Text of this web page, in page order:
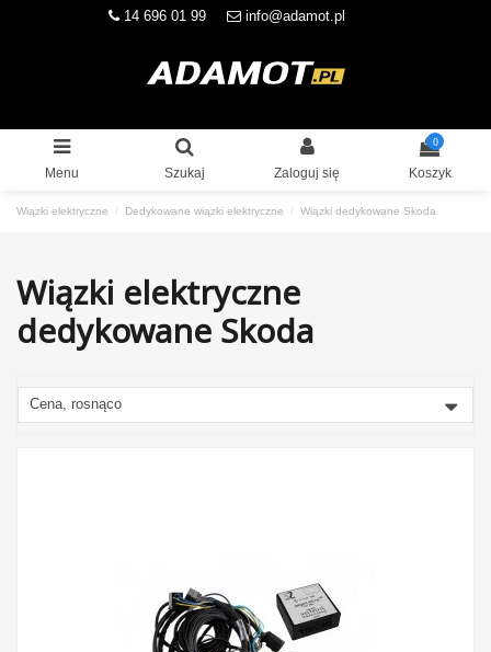
14 696 01 99 info@adamot.pl
Menu Szukaj Zaloguj się
0
Koszyk
Wiązki elektryczne Dedykowane wiązki elektryczne Wiązki dedykowane Skoda
Wiązki elektryczne
dedykowane Skoda
Cena, rosnąco